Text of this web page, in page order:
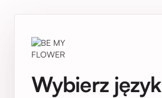
Wybierz język